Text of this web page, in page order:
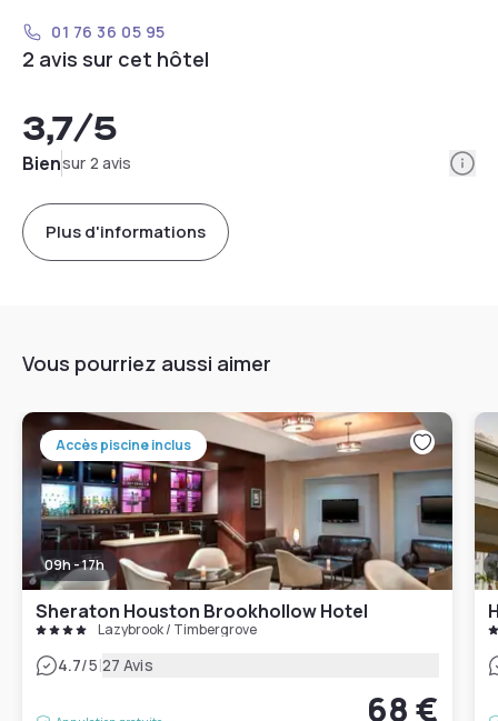
01 76 36 05 95
2 avis sur cet hôtel
3,7/5
Biensur 2 avis
Plus d'informations
Vous pourriez aussi aimer
Accès piscine inclus
09h - 17h
Sheraton Houston Brookhollow Hotel
Lazybrook / Timbergrove
4.7/5|27 Avis
68 €